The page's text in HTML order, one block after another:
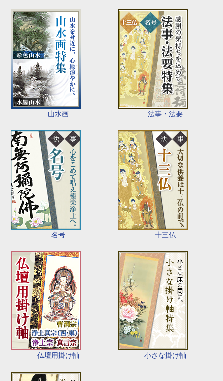
山水画 法事・法要
名号 十三仏
仏壇用掛け軸 小さな掛け軸